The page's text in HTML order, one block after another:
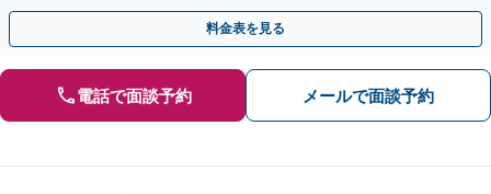
解決が可能です。ぜひご相談ください。
料金表を見る
電話で面談予約 メールで面談予約